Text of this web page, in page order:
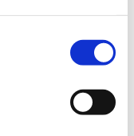
pirmo nometni,
2013" ir aiz